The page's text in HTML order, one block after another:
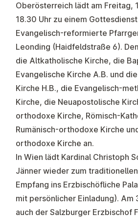
Oberösterreich lädt am Freitag,
18.30 Uhr zu einem
Evangelisch-reformierte
Leonding (Haidfeldstraße 6).
die Altkatholische Kirche, die
Evangelische Kirche A.B. und
Kirche H.B., die Evangelisch-
Kirche, die Neuapostolische
orthodoxe Kirche, Römisch-
Rumänisch-orthodoxe Kirche
orthodoxe Kirche an.
In Wien lädt Kardinal Christoph
Jänner wieder zum
Empfang ins Erzbischöfliche
mit persönlicher Einladung). Am
auch der Salzburger Erzbischof